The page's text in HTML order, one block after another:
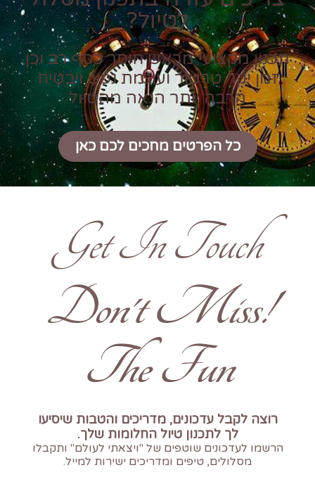
לטיול?
תכנון מקצועי מראש חוסך כסף רב וכן
זמן יקר טרטור ועוגמת נפש ויבטיח
הרבה יותר הנאה מהטיול
כל הפרטים מחכים לכם כאן
Get In Touch
!Don't Miss
The Fun